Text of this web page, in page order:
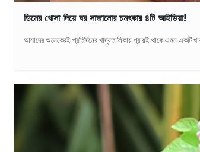
ডিমের খোসা দিয়ে ঘর সাজানোর চমৎকার ৪টি আইডিয়া!
আমাদের অনেকেরই প্রতিদিনের খাদ্যতালিকায় প্রায়ই থাকে এমন একটি